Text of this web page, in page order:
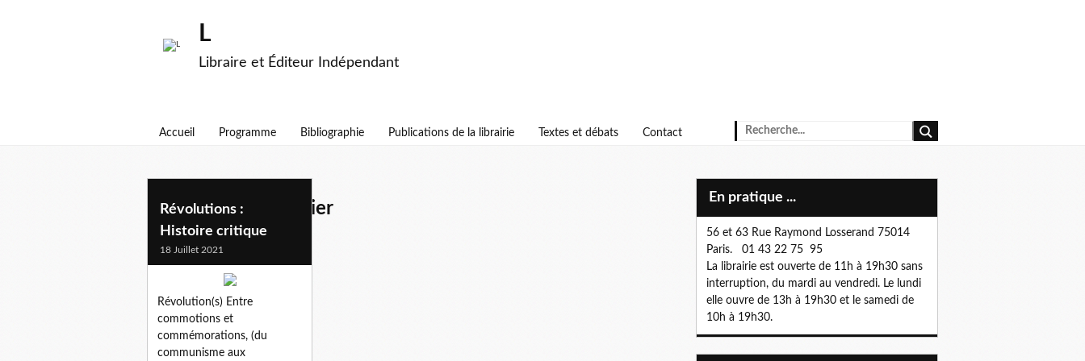
L
Libraire et Éditeur Indépendant
Accueil Programme Bibliographie Publications de la librairie Textes et débats Contact
marie-claude l'huillier
Révolutions :
Histoire critique
18 Juillet 2021
Révolution(s) Entre
commotions et
commémorations, (du
communisme aux
En pratique ...
56 et 63 Rue Raymond Losserand 75014
Paris. 01 43 22 75 95
La librairie est ouverte de 11h à 19h30 sans
interruption, du mardi au vendredi. Le lundi
elle ouvre de 13h à 19h30 et le samedi de
10h à 19h30.